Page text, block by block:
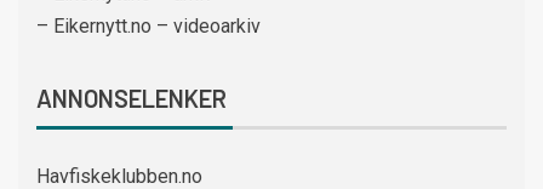
– Eikernytt.no – videoarkiv
ANNONSELENKER
Havfiskeklubben.no